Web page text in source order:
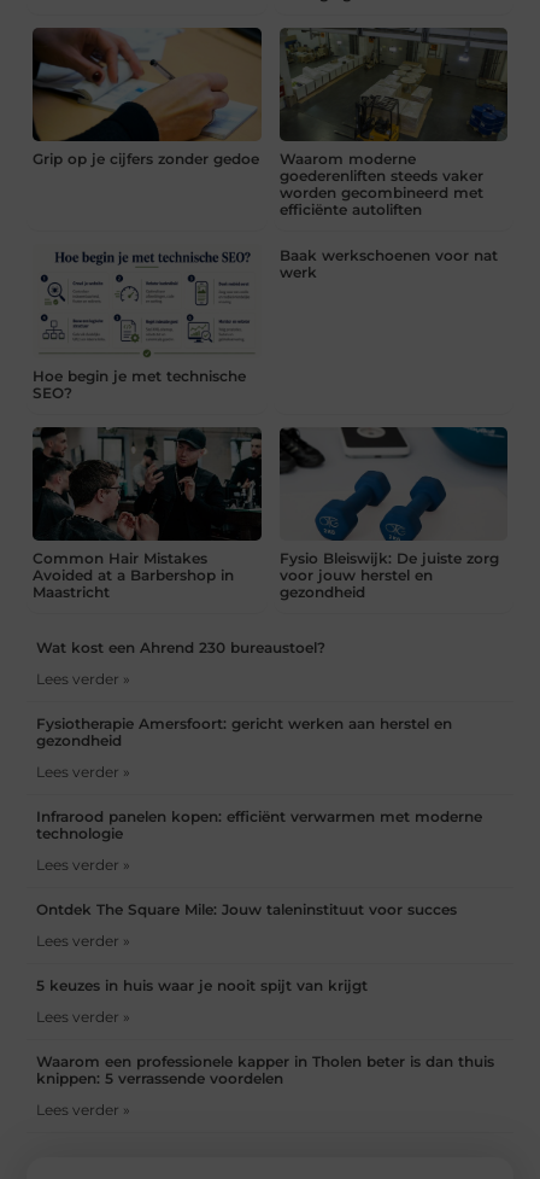
Grip op je cijfers zonder gedoe
Waarom moderne
goederenliften steeds vaker
worden gecombineerd met
efficiënte autoliften
Hoe begin je met technische
SEO?
Baak werkschoenen voor nat
werk
Common Hair Mistakes
Avoided at a Barbershop in
Maastricht
Fysio Bleiswijk: De juiste zorg
voor jouw herstel en
gezondheid
Wat kost een Ahrend 230 bureaustoel?
Lees verder »
Fysiotherapie Amersfoort: gericht werken aan herstel en
gezondheid
Lees verder »
Infrarood panelen kopen: efficiënt verwarmen met moderne
technologie
Lees verder »
Ontdek The Square Mile: Jouw taleninstituut voor succes
Lees verder »
5 keuzes in huis waar je nooit spijt van krijgt
Lees verder »
Waarom een professionele kapper in Tholen beter is dan thuis
knippen: 5 verrassende voordelen
Lees verder »